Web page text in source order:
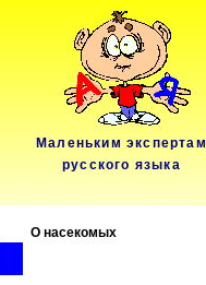
Маленьким экспертам
русского языка
О насекомых